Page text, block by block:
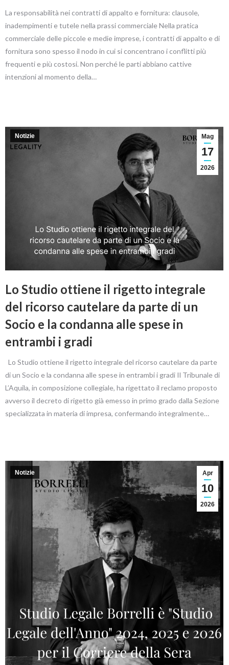
La responsabilità nei contratti di appalto e fornitura: clausole,
inadempimenti e tutele nella prassi commerciale Nella pratica
commerciale delle piccole e medie imprese, i contratti di appalto e di
fornitura sono spesso il nodo in cui si concentrano i conflitti più
frequenti e più costosi. Non perché le parti abbiano cattive
intenzioni al momento della…
Mag
17
2026
Notizie
Lo Studio ottiene il rigetto integrale
del ricorso cautelare da parte di un
Socio e la condanna alle spese in
entrambi i gradi
Lo Studio ottiene il rigetto integrale del ricorso cautelare da parte
di un Socio e la condanna alle spese in entrambi i gradi Il Tribunale di
L’Aquila, in composizione collegiale, ha rigettato il reclamo proposto
avverso il decreto di rigetto già emesso in primo grado dalla Sezione
specializzata in materia di impresa, confermando integralmente…
Apr
10
2026
Notizie